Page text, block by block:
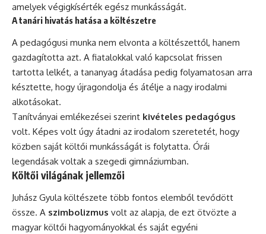
amelyek végigkísérték egész munkásságát.
A tanári hivatás hatása a költészetre
A pedagógusi munka nem elvonta a költészettől, hanem
gazdagította azt. A fiatalokkal való kapcsolat frissen
tartotta lelkét, a tananyag átadása pedig folyamatosan arra
késztette, hogy újragondolja és átélje a nagy irodalmi
alkotásokat.
Tanítványai emlékezései szerint kivételes pedagógus
volt. Képes volt úgy átadni az irodalom szeretetét, hogy
közben saját költői munkásságát is folytatta. Órái
legendásak voltak a szegedi gimnáziumban.
Költői világának jellemzői
Juhász Gyula költészete több fontos elemből tevődött
össze. A szimbolizmus volt az alapja, de ezt ötvözte a
magyar költői hagyományokkal és saját egyéni